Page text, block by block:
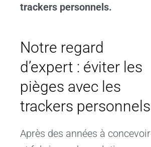
trackers personnels.
Notre regard
d’expert : éviter les
pièges avec les
trackers personnels
Après des années à concevoir